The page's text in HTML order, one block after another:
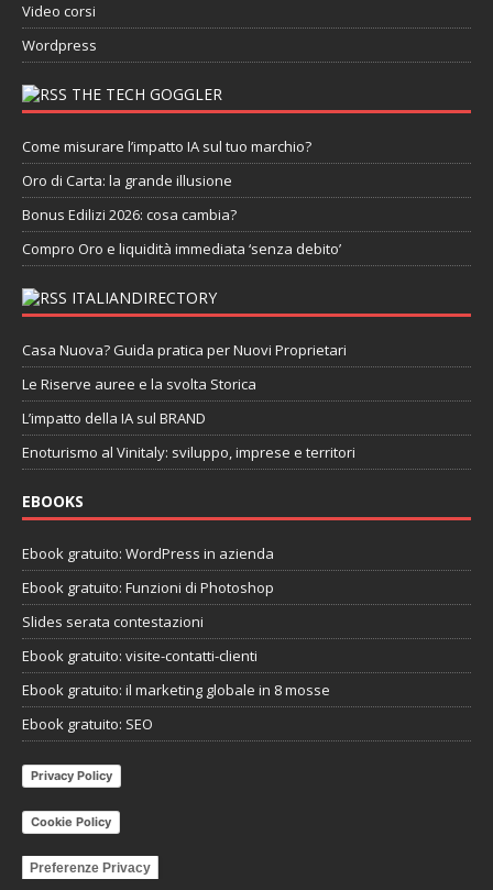
Video corsi
Wordpress
THE TECH GOGGLER
Come misurare l’impatto IA sul tuo marchio?
Oro di Carta: la grande illusione
Bonus Edilizi 2026: cosa cambia?
Compro Oro e liquidità immediata ‘senza debito’
ITALIANDIRECTORY
Casa Nuova? Guida pratica per Nuovi Proprietari
Le Riserve auree e la svolta Storica
L’impatto della IA sul BRAND
Enoturismo al Vinitaly: sviluppo, imprese e territori
EBOOKS
Ebook gratuito: WordPress in azienda
Ebook gratuito: Funzioni di Photoshop
Slides serata contestazioni
Ebook gratuito: visite-contatti-clienti
Ebook gratuito: il marketing globale in 8 mosse
Ebook gratuito: SEO
Privacy Policy
Cookie Policy
Preferenze Privacy